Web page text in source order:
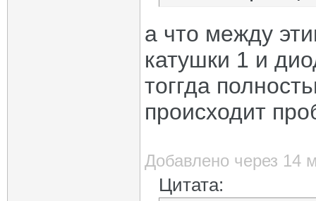
а что между
катушки 1 и
тоггда
происходит
Добавлено через 14
Цитата: